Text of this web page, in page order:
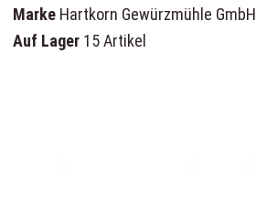
Marke Hartkorn Gewürzmühle GmbH
Auf Lager 15 Artikel